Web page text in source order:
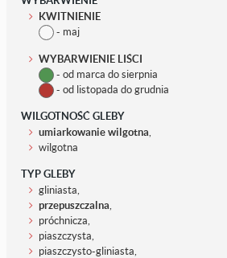
KWITNIENIE
- maj
WYBARWIENIE LIŚCI
- od marca do sierpnia
- od listopada do grudnia
WILGOTNOŚĆ GLEBY
umiarkowanie wilgotna,
wilgotna
TYP GLEBY
gliniasta,
przepuszczalna,
próchnicza,
piaszczysta,
piaszczysto-gliniasta,